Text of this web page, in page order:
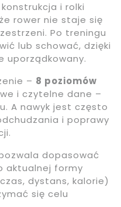
i rolki
rower nie staje się
Po treningu
lub schować, dzięki
uporządkowany.
– 8 poziomów
i czytelne dane –
A nawyk jest często
i poprawy
dopasować
aktualnej formy
dystans, kalorie)
się celu